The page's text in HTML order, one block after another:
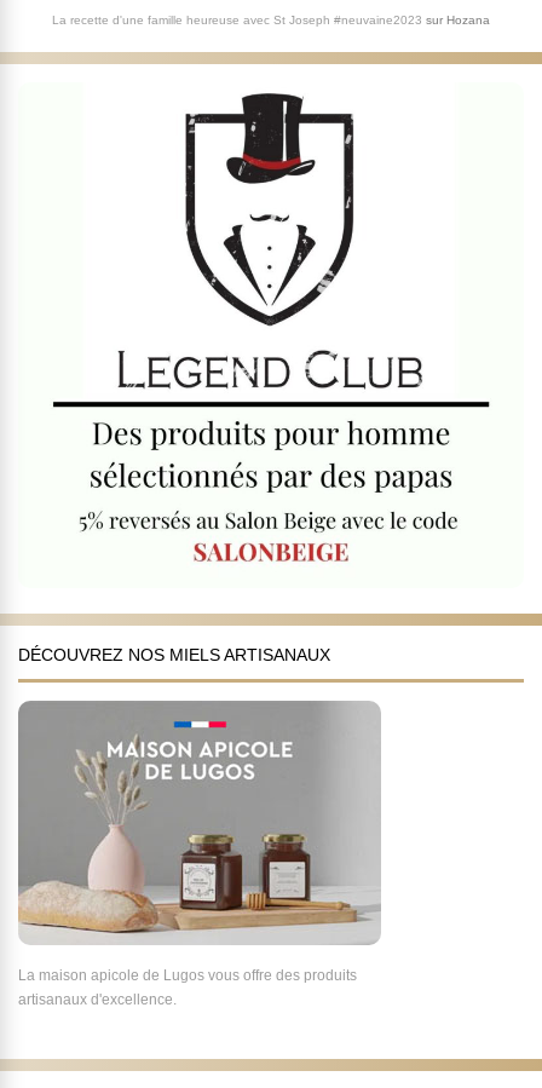
La recette d'une famille heureuse avec St Joseph #neuvaine2023 sur Hozana
DÉCOUVREZ NOS MIELS ARTISANAUX
La maison apicole de Lugos vous offre des produits
artisanaux d'excellence.